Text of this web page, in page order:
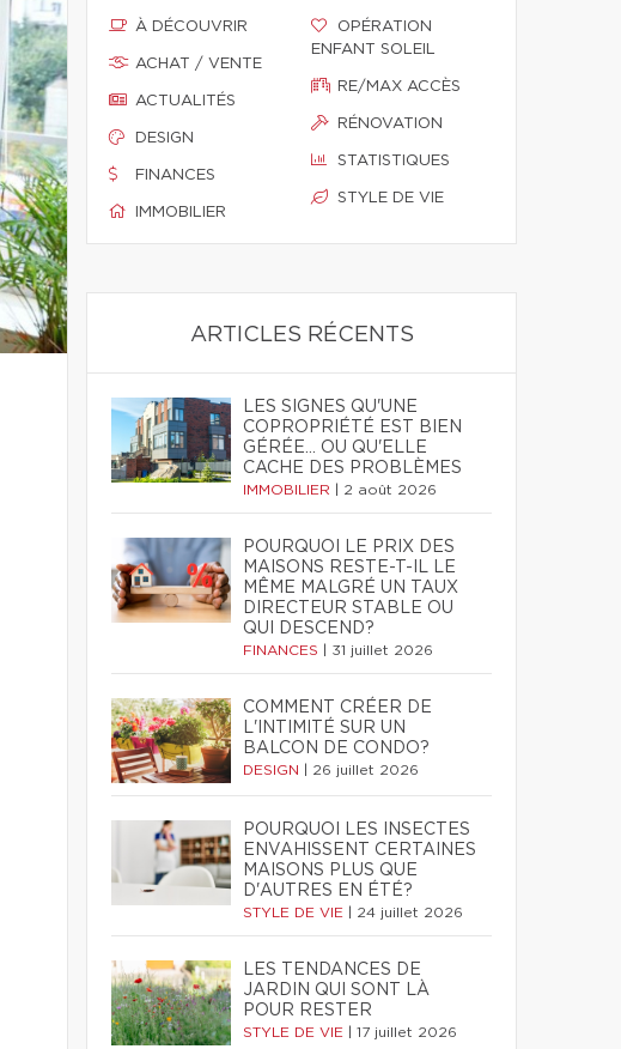
À DÉCOUVRIR
ACHAT / VENTE
ACTUALITÉS
DESIGN
FINANCES
IMMOBILIER
ENFANT SOLEIL
RE/MAX ACCÈS
RÉNOVATION
STATISTIQUES
STYLE DE VIE
ARTICLES RÉCENTS
LES SIGNES QU'UNE
COPROPRIÉTÉ EST BIEN
GÉRÉE… OU QU'ELLE
CACHE DES PROBLÈMES
IMMOBILIER 2 août 2026
POURQUOI LE PRIX DES
MAISONS RESTE-T-IL LE
MÊME MALGRÉ UN TAUX
DIRECTEUR STABLE OU
QUI DESCEND?
FINANCES 31 juillet 2026
COMMENT CRÉER DE
L'INTIMITÉ SUR UN
BALCON DE CONDO?
DESIGN 26 juillet 2026
POURQUOI LES INSECTES
ENVAHISSENT CERTAINES
MAISONS PLUS QUE
D'AUTRES EN ÉTÉ?
STYLE DE VIE 24 juillet 2026
LES TENDANCES DE
JARDIN QUI SONT LÀ
POUR RESTER
STYLE DE VIE 17 juillet 2026